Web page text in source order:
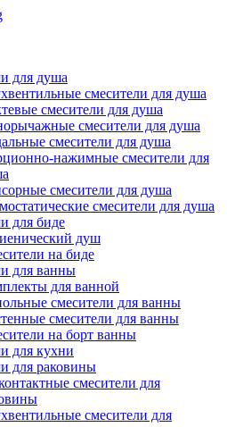
для душа
смесители для душа
смесители для душа
смесители для душа
смесители для душа
нажимные смесители для
смесители для душа
смесители для душа
для биде
душ
на биде
для ванны
для ванной
смесители для ванны
смесители для ванны
на борт ванны
для кухни
для раковины
смесители для
смесители для